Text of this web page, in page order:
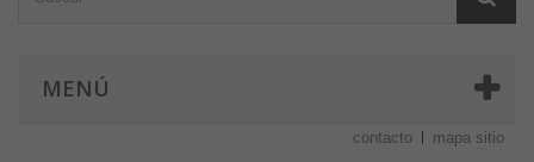
MENÚ
contacto mapa sitio